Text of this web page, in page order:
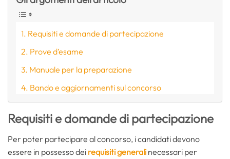
Requisiti e domande di partecipazione
Prove d’esame
Manuale per la preparazione
Bando e aggiornamenti sul concorso
Requisiti e domande di partecipazione
Per poter partecipare al concorso, i candidati devono
essere in possesso dei requisiti generali necessari per